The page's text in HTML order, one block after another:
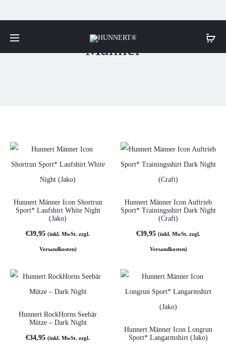
Männer
Hunnert Männer Icon Shortrun
Sport* Laufshirt White Night
(Jako)
€39,95 (inkl. MwSt. zzgl.
Versandkosten)
Hunnert Männer Icon Auftrieb
Sport* Trainingsshirt Dark Night
(Craft)
€39,95 (inkl. MwSt. zzgl.
Versandkosten)
Hunnert RockHorns Seebär
Mütze – Dark Night
€34,95 (inkl. MwSt. zzgl.
Hunnert Männer Icon Longrun
Sport* Langarmshirt (Jako)